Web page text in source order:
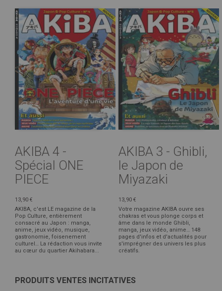
AKIBA 4 -
Spécial ONE
PIECE
13,90 €
AKIBA, c'est LE magazine de la
Pop Culture, entièrement
consacré au Japon : manga,
anime, jeux vidéo, musique,
gastronomie, foisenement
culturel… La rédaction vous invite
au cœur du quartier Akihabara...
AKIBA 3 - Ghibli,
le Japon de
Miyazaki
13,90 €
Votre magazine AKIBA ouvre ses
chakras et vous plonge corps et
âme dans le monde Ghibli,
manga, jeux vidéo, anime… 148
pages d'infos et d'actualités pour
s'imprégner des univers les plus
créatifs.
PRODUITS VENTES INCITATIVES